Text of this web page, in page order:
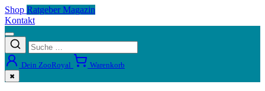
Shop Ratgeber Magazin
Kontakt
Dein ZooRoyal Warenkorb
✖